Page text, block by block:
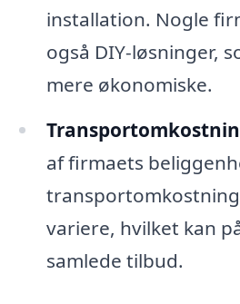
installation. Nogle
også DIY-løsninger,
mere økonomiske.
af firmaets
variere, hvilket kan
samlede tilbud.